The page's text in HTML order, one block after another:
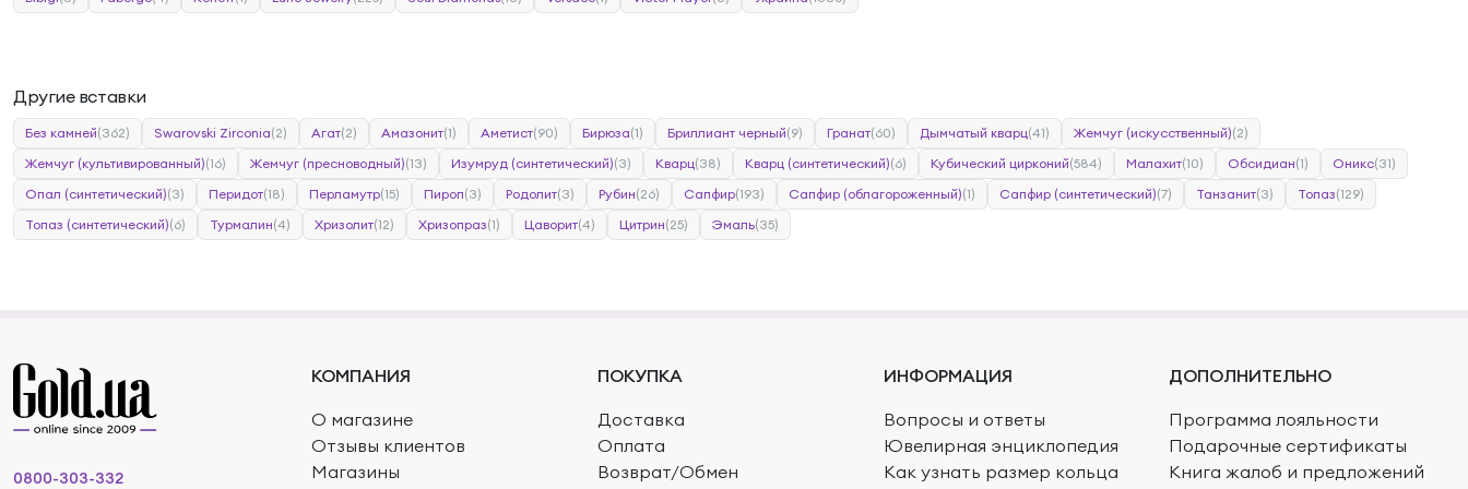
Другие вставки
Без камней(362) Swarovski Zirconia(2) Агат(2) Амазонит(1) Аметист(90) Бирюза(1) Бриллиант черный(9) Гранат(60) Дымчатый кварц(41) Жемчуг (искусственный)(2)
Жемчуг (культивированный)(16) Жемчуг (пресноводный)(13) Изумруд (синтетический)(3) Кварц(38) Кварц (синтетический)(6) Кубический цирконий(584) Малахит(10) Обсидиан(1) Оникс(31)
Опал (синтетический)(3) Перидот(18) Перламутр(15) Пироп(3) Родолит(3) Рубин(26) Сапфир(193) Сапфир (облагороженный)(1) Сапфир (синтетический)(7) Танзанит(3) Топаз(129)
Топаз (синтетический)(6) Турмалин(4) Хризолит(12) Хризопраз(1) Цаворит(4) Цитрин(25) Эмаль(35)
КОМПАНИЯ
О магазине
Отзывы клиентов
Магазины
ПОКУПКА
Доставка
Оплата
Возврат/Обмен
ИНФОРМАЦИЯ
Вопросы и ответы
Ювелирная энциклопедия
Как узнать размер кольца
ДОПОЛНИТЕЛЬНО
Программа лояльности
Подарочные сертификаты
Книга жалоб и предложений
0800-303-332